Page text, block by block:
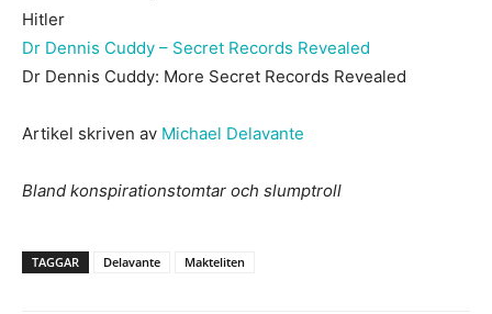
Hitler
Dr Dennis Cuddy – Secret Records Revealed
Dr Dennis Cuddy: More Secret Records Revealed
Artikel skriven av Michael Delavante
Bland konspirationstomtar och slumptroll
TAGGAR Delavante Makteliten